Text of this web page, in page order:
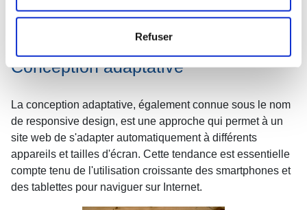
Refuser
Conception adaptative
La conception adaptative, également connue sous le nom
de responsive design, est une approche qui permet à un
site web de s'adapter automatiquement à différents
appareils et tailles d'écran. Cette tendance est essentielle
compte tenu de l'utilisation croissante des smartphones et
des tablettes pour naviguer sur Internet.